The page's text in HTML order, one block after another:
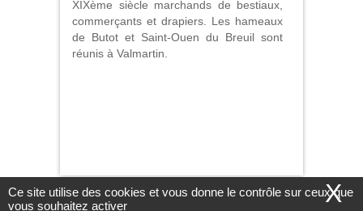
XIXème siècle marchands de bestiaux,
commerçants et drapiers. Les hameaux
de Butot et Saint-Ouen du Breuil sont
réunis à Valmartin.
Nous contacter | X
Ce site utilise des cookies et vous donne le contrôle sur ceux que
vous souhaitez activer